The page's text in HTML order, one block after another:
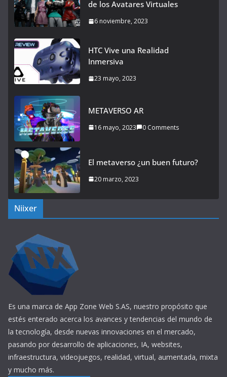
de los Avatares Virtuales
6 noviembre, 2023
HTC Vive una Realidad
Inmersiva
23 mayo, 2023
METAVERSO AR
16 mayo, 2023 0 Comments
El metaverso ¿un buen futuro?
20 marzo, 2023
Niixer
Es una marca de App Zone Web S.AS, nuestro propósito que
estés enterado acerca los avances y tendencias del mundo de
la tecnología, desde nuevas innovaciones en el mercado,
pasando por desarrollo de aplicaciones, IA, websites,
infraestructura, videojuegos, realidad, virtual, aumentada, mixta
y mucho más.